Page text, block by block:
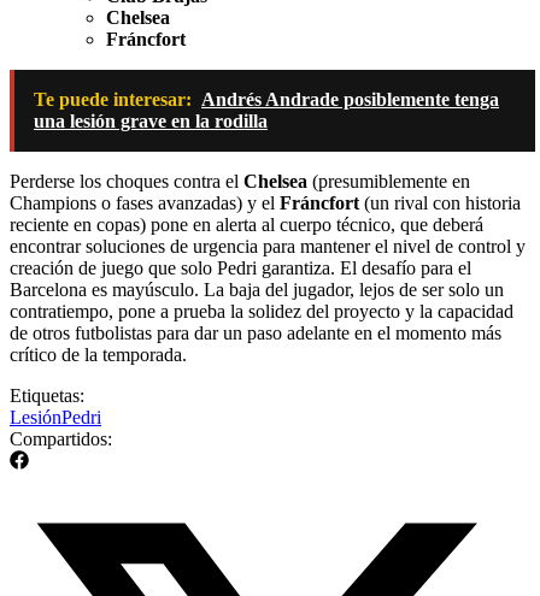
Chelsea
Fráncfort
Te puede interesar: Andrés Andrade posiblemente tenga
una lesión grave en la rodilla
Perderse los choques contra el Chelsea (presumiblemente en
Champions o fases avanzadas) y el Fráncfort (un rival con historia
reciente en copas) pone en alerta al cuerpo técnico, que deberá
encontrar soluciones de urgencia para mantener el nivel de control y
creación de juego que solo Pedri garantiza. El desafío para el
Barcelona es mayúsculo. La baja del jugador, lejos de ser solo un
contratiempo, pone a prueba la solidez del proyecto y la capacidad
de otros futbolistas para dar un paso adelante en el momento más
crítico de la temporada.
Etiquetas:
LesiónPedri
Compartidos: